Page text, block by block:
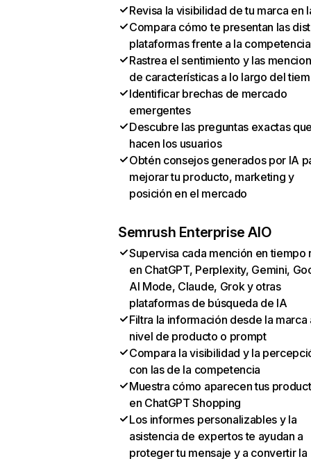
Revisa la visibilidad de tu marca en
Compara cómo te presentan las
plataformas frente a la competencia
Rastrea el sentimiento y las
de características a lo largo del
Identificar brechas de mercado
emergentes
Descubre las preguntas exactas
hacen los usuarios
Obtén consejos generados por IA
mejorar tu producto, marketing y
posición en el mercado
Semrush Enterprise AIO
Supervisa cada mención en tiempo
en ChatGPT, Perplexity, Gemini,
AI Mode, Claude, Grok y otras
plataformas de búsqueda de IA
Filtra la información desde la marca
nivel de producto o prompt
Compara la visibilidad y la
con las de la competencia
Muestra cómo aparecen tus
en ChatGPT Shopping
Los informes personalizables y la
asistencia de expertos te ayudan a
proteger tu mensaje y a convertir la